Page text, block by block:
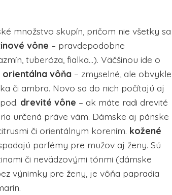
množstvo skupín, pričom nie všetky sa
vône – pravdepodobne
tuberóza, fialka…). Väčšinou ide o
orientálna vôňa – zmyselné, ale obvykle
či ambra. Novo sa do nich počítajú aj
drevité vône – ak máte radi drevité
určená práve vám. Dámske aj pánske
či orientálnym korením. kožené
parfémy pre mužov aj ženy. Sú
či nevädzovými tónmi (dámske
výnimky pre ženy, je vôňa papradia